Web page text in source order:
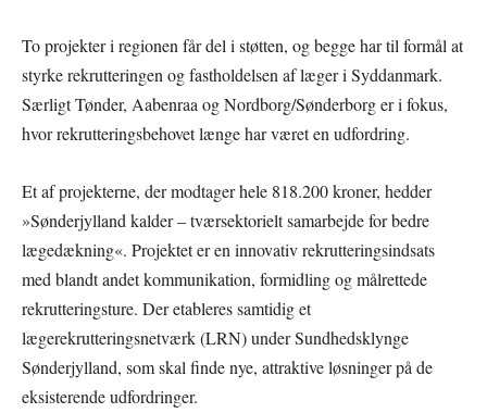
To projekter i regionen får del i støtten, og begge har til formål at
styrke rekrutteringen og fastholdelsen af læger i Syddanmark.
Særligt Tønder, Aabenraa og Nordborg/Sønderborg er i fokus,
hvor rekrutteringsbehovet længe har været en udfordring.
Et af projekterne, der modtager hele 818.200 kroner, hedder
»Sønderjylland kalder – tværsektorielt samarbejde for bedre
lægedækning«. Projektet er en innovativ rekrutteringsindsats
med blandt andet kommunikation, formidling og målrettede
rekrutteringsture. Der etableres samtidig et
lægerekrutteringsnetværk (LRN) under Sundhedsklynge
Sønderjylland, som skal finde nye, attraktive løsninger på de
eksisterende udfordringer.